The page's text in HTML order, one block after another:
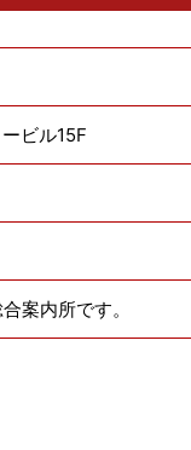
ビル15F
案内所です。